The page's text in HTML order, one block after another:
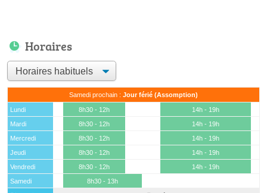
Horaires
Samedi prochain : Jour férié (Assomption)
Lundi 8h30 - 12h
14h - 19h
Mardi
8h30 - 12h
14h - 19h
Mercredi
8h30 - 12h
14h - 19h
Jeudi
8h30 - 12h
14h - 19h
Vendredi
8h30 - 12h
14h - 19h
Samedi
8h30 - 13h